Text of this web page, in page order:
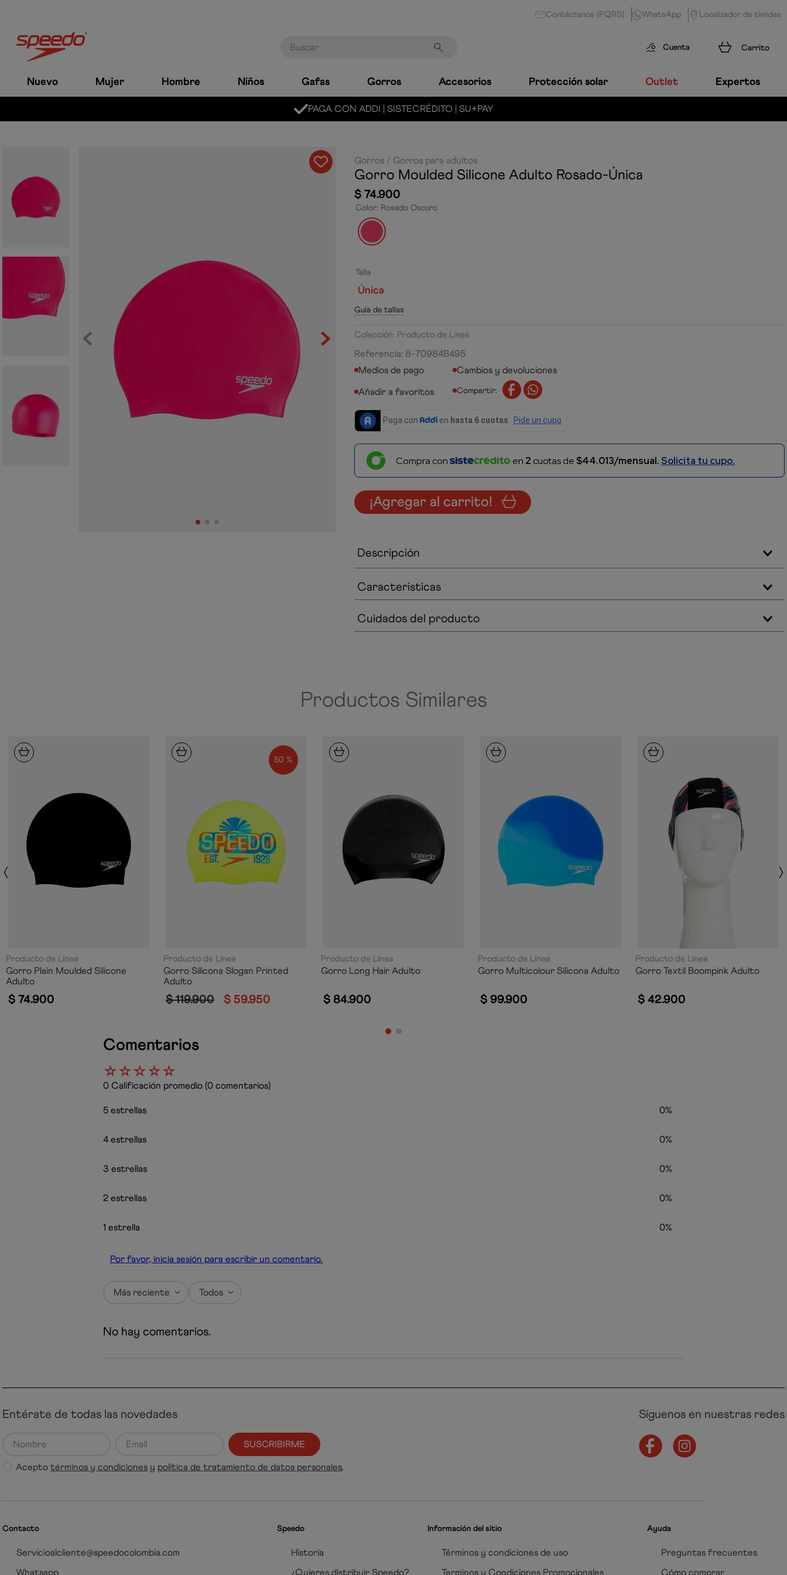
Contáctanos (PQRS) WhatsApp Localizador de tiendas
Cuenta
Nuevo Mujer Hombre Niños Gafas Gorros Accesorios Protección solar Outlet Expertos
PAGA CON ADDI | SISTECRÉDITO | SU+PAY
Gorros Gorros para adultos
Gorro Moulded Silicone Adulto Rosado-Única
$ 74.900
Color: Rosado Oscuro
Talla
Única
Guía de tallas
Colección: Producto de Línea
Referencia: 8-70984B495
Medios de pago
Cambios y devoluciones
Compartir:
Compra con en 2 cuotas de $44.013/mensual. Solicita tu cupo.
¡Agregar al carrito!
Descripción
Caracteristicas
Cuidados del producto
Productos Similares
Producto de Línea
Gorro Plain Moulded Silicone
Adulto
$ 74.900
50 %
Producto de Línea
Gorro Silicona Slogan Printed
Adulto
$ 119.900 $ 59.950
Producto de Línea
Gorro Long Hair Adulto
$ 84.900
Producto de Línea
Gorro Multicolour Silicona Adulto
$ 99.900
Producto de Línea
Gorro Textil Boompink Adulto
$ 42.900
Comentarios
☆☆☆☆☆
0 Calificación promedio (0 comentarios)
5 estrellas 0%
4 estrellas 0%
3 estrellas 0%
2 estrellas 0%
1 estrella 0%
Por favor, inicia sesión para escribir un comentario.
Más reciente Todos
No hay comentarios.
Entérate de todas las novedades
SUSCRIBIRME
Aceptotérminos y condiciones y política de tratamiento de datos personales.
Síguenos en nuestras redes
Contacto
Servicioalcliente@speedocolombia.com
Whatsapp
Speedo
Historia
¿Quieres distribuir Speedo?
Información del sitio
Términos y condiciones de uso
Terminos y Condiciones Promocionales
Ayuda
Preguntas frecuentes
Cómo comprar